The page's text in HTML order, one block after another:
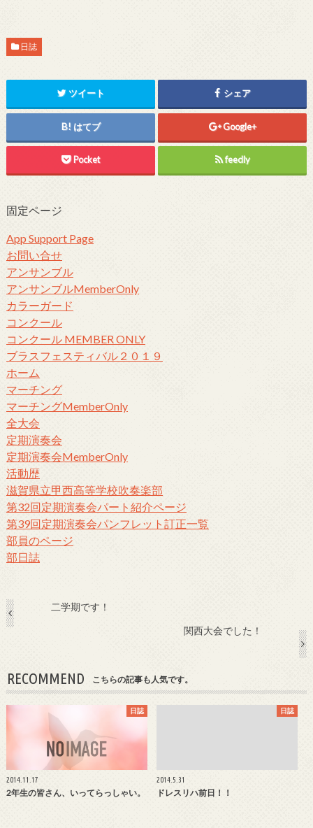
日誌
ツイート シェア
はてブ Google+
Pocket feedly
固定ページ
App Support Page
お問い合せ
アンサンブル
アンサンブルMemberOnly
カラーガード
コンクール
コンクール MEMBER ONLY
ブラスフェスティバル２０１９
ホーム
マーチング
マーチングMemberOnly
全大会
定期演奏会
定期演奏会MemberOnly
活動歴
滋賀県立甲西高等学校吹奏楽部
第32回定期演奏会パート紹介ページ
第39回定期演奏会パンフレット訂正一覧
部員のページ
部日誌
二学期です！
関西大会でした！
RECOMMEND こちらの記事も人気です。
日誌
2014.11.17
2年生の皆さん、いってらっしゃい。
日誌
2014.5.31
ドレスリハ前日！！